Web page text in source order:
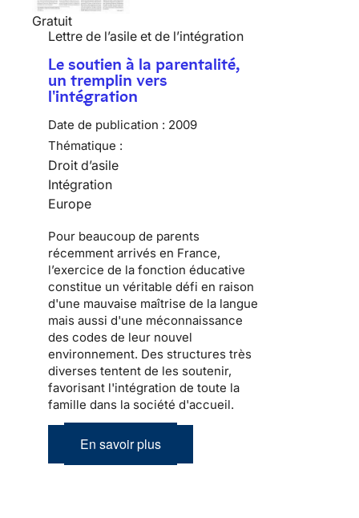
Gratuit
Lettre de l’asile et de l’intégration
Le soutien à la parentalité,
un tremplin vers
l'intégration
Date de publication : 2009
Thématique :
Droit d’asile
Intégration
Europe
Pour beaucoup de parents
récemment arrivés en France,
l’exercice de la fonction éducative
constitue un véritable défi en raison
d'une mauvaise maîtrise de la langue
mais aussi d'une méconnaissance
des codes de leur nouvel
environnement. Des structures très
diverses tentent de les soutenir,
favorisant l'intégration de toute la
famille dans la société d'accueil.
En savoir plus